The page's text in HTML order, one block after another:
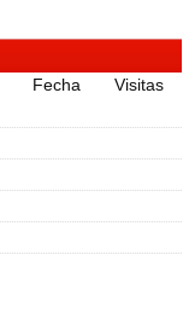
Fecha
Visitas